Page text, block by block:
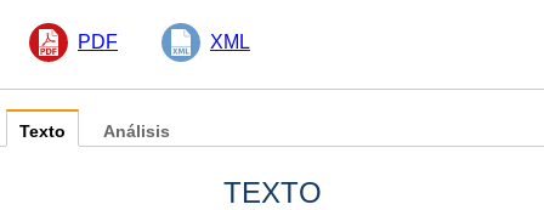
PDF XML
Texto
TEXTO
Análisis